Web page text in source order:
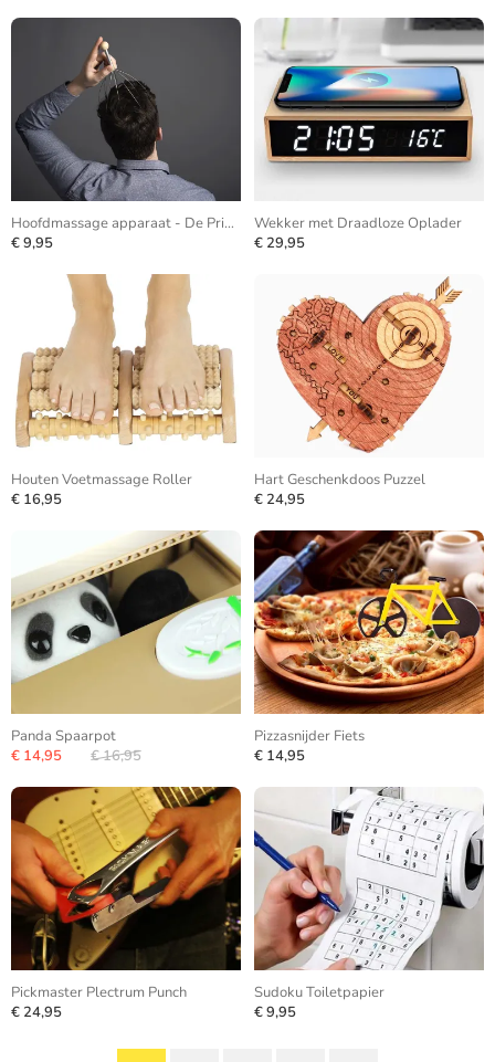
Hoofdmassage apparaat - De Prikkel
€ 9,95
Wekker met Draadloze Oplader
€ 29,95
Houten Voetmassage Roller
€ 16,95
Hart Geschenkdoos Puzzel
€ 24,95
Panda Spaarpot
€ 14,95
€ 16,95
Pizzasnijder Fiets
€ 14,95
Pickmaster Plectrum Punch
€ 24,95
Sudoku Toiletpapier
€ 9,95